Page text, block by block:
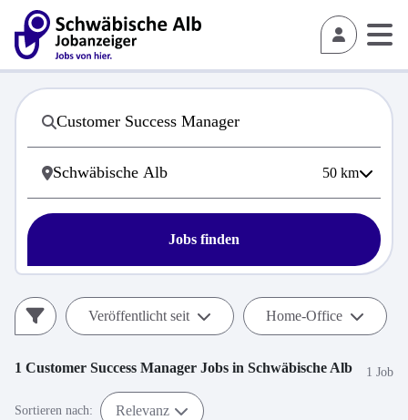
50 km
Jobs finden
Veröffentlicht seit Home-Office
1 Customer Success Manager Jobs in Schwäbische Alb 1 Job
Sortieren nach: Relevanz